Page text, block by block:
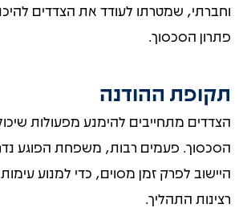
וחברתי, שמטרתו לעודד את הצדדים
פתרון הסכסוך.
תקופת ההודנה
הצדדים מתחייבים להימנע מפעולות
הסכסוך. פעמים רבות, משפחת הפוגע
היישוב לפרק זמן מסוים, כדי למנוע
רצינות התהליך.